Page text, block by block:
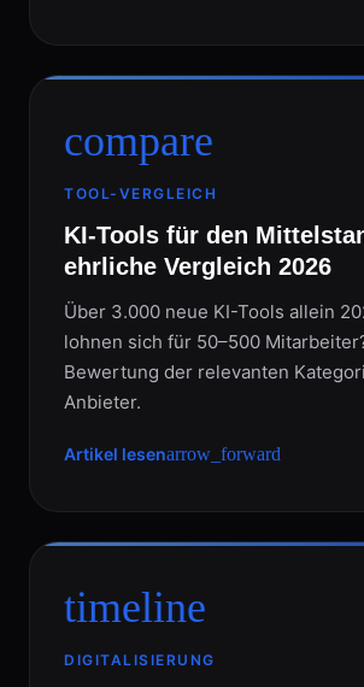
compare
TOOL-VERGLEICH
KI-Tools für den
ehrliche Vergleich 2026
Über 3.000 neue KI-Tools allein
lohnen sich für 50–500
Bewertung der relevanten
Anbieter.
Artikel lesenarrow_forward
timeline
DIGITALISIERUNG